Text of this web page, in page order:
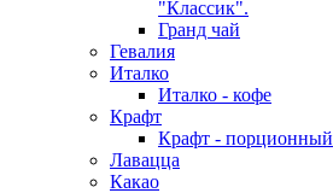
"Классик".
Гранд чай
Гевалия
Италко
Италко - кофе
Крафт
Крафт - порционный
Лавацца
Какао